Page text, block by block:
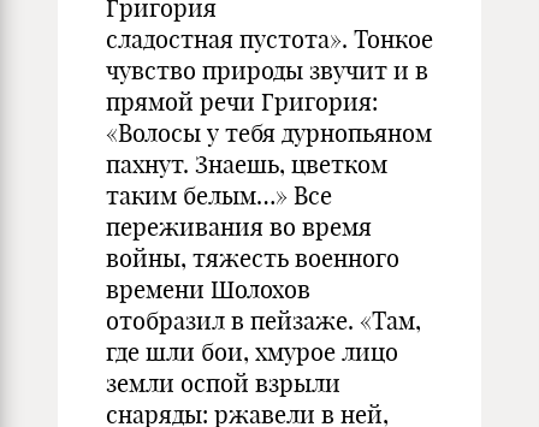
Григория
сладостная пустота». Тонкое
чувство природы звучит и в
прямой речи Григория:
«Волосы у тебя дурнопьяном
пахнут. Знаешь, цветком
таким белым…» Все
переживания во время
войны, тяжесть военного
времени Шолохов
отобразил в пейзаже. «Там,
где шли бои, хмурое лицо
земли оспой взрыли
снаряды: ржавели в ней,